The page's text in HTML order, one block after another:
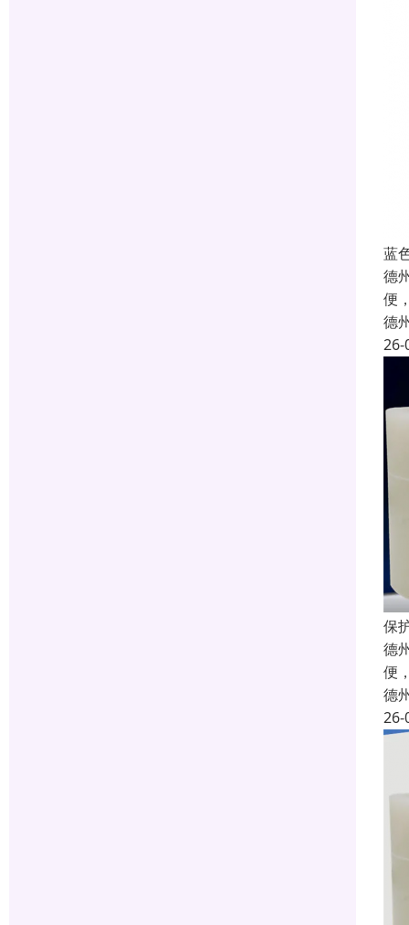
蓝
德
便
德
26-
保
德
便
德
26-